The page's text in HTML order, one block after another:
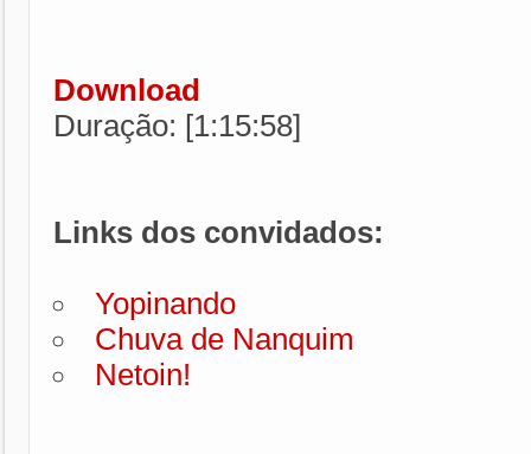
Download
Duração: [1:15:58]
Links dos convidados:
Yopinando
Chuva de Nanquim
Netoin!